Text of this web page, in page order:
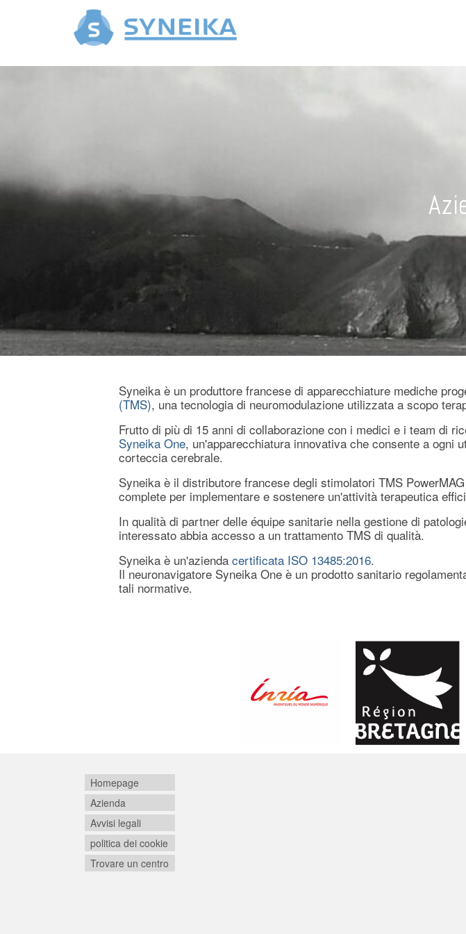
Syneika è un produttore francese di apparecchiature mediche
(TMS), una tecnologia di neuromodulazione utilizzata a scopo
Frutto di più di 15 anni di collaborazione con i medici e i team di
Syneika One, un'apparecchiatura innovativa che consente a ogni
corteccia cerebrale.
Syneika è il distributore francese degli stimolatori TMS
complete per implementare e sostenere un'attività terapeutica
In qualità di partner delle équipe sanitarie nella gestione di
interessato abbia accesso a un trattamento TMS di qualità.
Syneika è un'azienda certificata ISO 13485:2016.
Il neuronavigatore Syneika One è un prodotto sanitario
tali normative.
Homepage
Azienda
Avvisi legali
politica dei cookie
Trovare un centro